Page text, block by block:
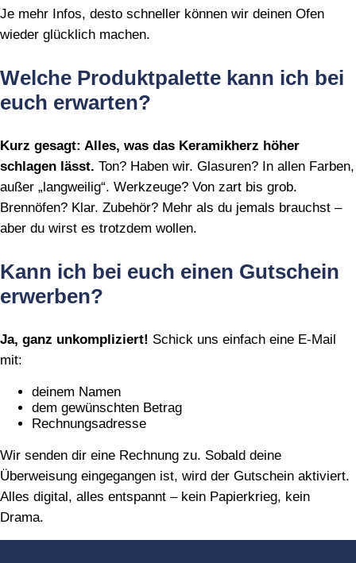
Je mehr Infos, desto schneller können wir deinen Ofen
wieder glücklich machen.
Welche Produktpalette kann ich bei
euch erwarten?
Kurz gesagt: Alles, was das Keramikherz höher
schlagen lässt. Ton? Haben wir. Glasuren? In allen Farben,
außer „langweilig“. Werkzeuge? Von zart bis grob.
Brennöfen? Klar. Zubehör? Mehr als du jemals brauchst –
aber du wirst es trotzdem wollen.
Kann ich bei euch einen Gutschein
erwerben?
Ja, ganz unkompliziert! Schick uns einfach eine E‑Mail
mit:
deinem Namen
dem gewünschten Betrag
Rechnungsadresse
Wir senden dir eine Rechnung zu. Sobald deine
Überweisung eingegangen ist, wird der Gutschein aktiviert.
Alles digital, alles entspannt – kein Papierkrieg, kein
Drama.